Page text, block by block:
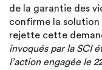
de la garantie des
confirme la solution
rejette cette
invoqués par la SCI
l’action engagée le